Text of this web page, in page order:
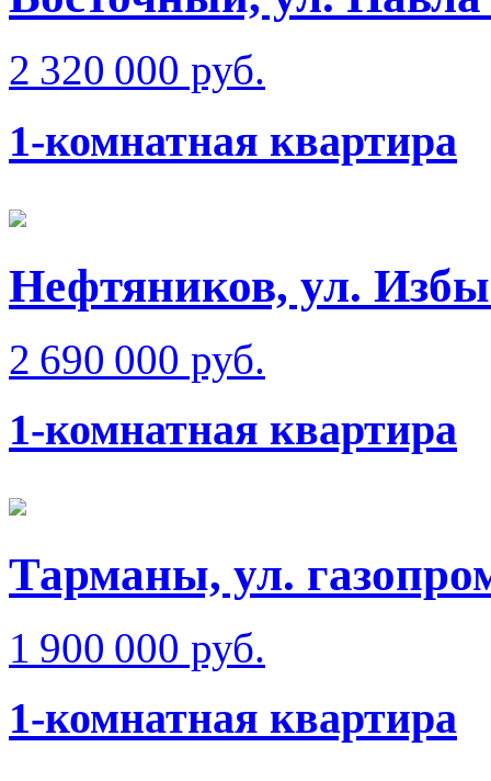
2 320 000 руб.
1-комнатная квартира
Нефтяников, ул.
2 690 000 руб.
1-комнатная квартира
Тарманы, ул.
1 900 000 руб.
1-комнатная квартира